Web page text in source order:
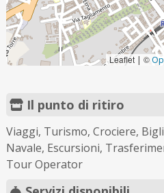
Leaflet | ©
Il punto di ritiro
Viaggi, Turismo, Crociere,
Navale, Escursioni,
Tour Operator